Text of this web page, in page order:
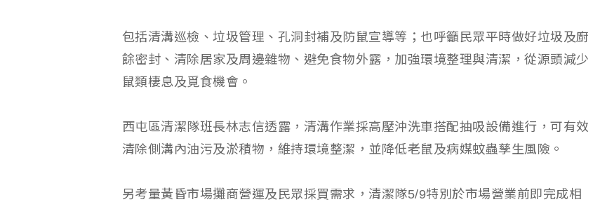
包括清溝巡檢、垃圾管理、孔洞封補及防鼠宣導等；也呼籲民眾平時做好垃圾及廚
餘密封、清除居家及周邊雜物、避免食物外露，加強環境整理與清潔，從源頭減少
鼠類棲息及覓食機會。
西屯區清潔隊班長林志信透露，清溝作業採高壓沖洗車搭配抽吸設備進行，可有效
清除側溝內油污及淤積物，維持環境整潔，並降低老鼠及病媒蚊蟲孳生風險。
另考量黃昏市場攤商營運及民眾採買需求，清潔隊5/9特別於市場營業前即完成相